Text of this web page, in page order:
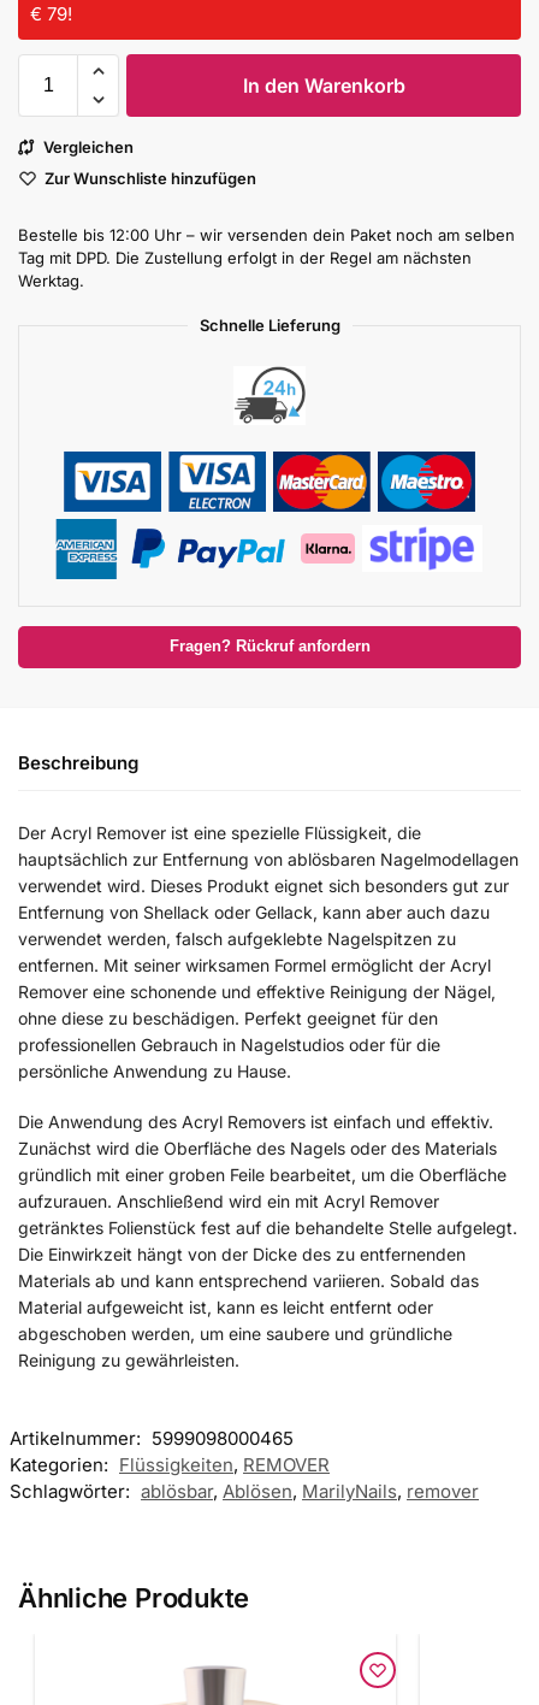
€ 79!
In den Warenkorb
Vergleichen
Zur Wunschliste hinzufügen
Bestelle bis 12:00 Uhr – wir versenden dein Paket noch am selben
Tag mit DPD. Die Zustellung erfolgt in der Regel am nächsten
Werktag.
Schnelle Lieferung
Fragen? Rückruf anfordern
Beschreibung
Der Acryl Remover ist eine spezielle Flüssigkeit, die
hauptsächlich zur Entfernung von ablösbaren Nagelmodellagen
verwendet wird. Dieses Produkt eignet sich besonders gut zur
Entfernung von Shellack oder Gellack, kann aber auch dazu
verwendet werden, falsch aufgeklebte Nagelspitzen zu
entfernen. Mit seiner wirksamen Formel ermöglicht der Acryl
Remover eine schonende und effektive Reinigung der Nägel,
ohne diese zu beschädigen. Perfekt geeignet für den
professionellen Gebrauch in Nagelstudios oder für die
persönliche Anwendung zu Hause.
Die Anwendung des Acryl Removers ist einfach und effektiv.
Zunächst wird die Oberfläche des Nagels oder des Materials
gründlich mit einer groben Feile bearbeitet, um die Oberfläche
aufzurauen. Anschließend wird ein mit Acryl Remover
getränktes Folienstück fest auf die behandelte Stelle aufgelegt.
Die Einwirkzeit hängt von der Dicke des zu entfernenden
Materials ab und kann entsprechend variieren. Sobald das
Material aufgeweicht ist, kann es leicht entfernt oder
abgeschoben werden, um eine saubere und gründliche
Reinigung zu gewährleisten.
Artikelnummer: 5999098000465
Kategorien: Flüssigkeiten, REMOVER
Schlagwörter: ablösbar, Ablösen, MarilyNails, remover
Ähnliche Produkte